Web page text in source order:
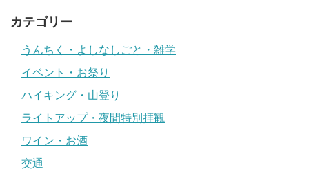
カテゴリー
うんちく・よしなしごと・雑学
イベント・お祭り
ハイキング・山登り
ライトアップ・夜間特別拝観
ワイン・お酒
交通